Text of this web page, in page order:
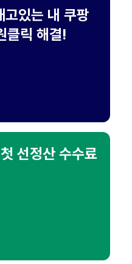
있는 내 쿠팡
클릭 해결!
선정산 수수료